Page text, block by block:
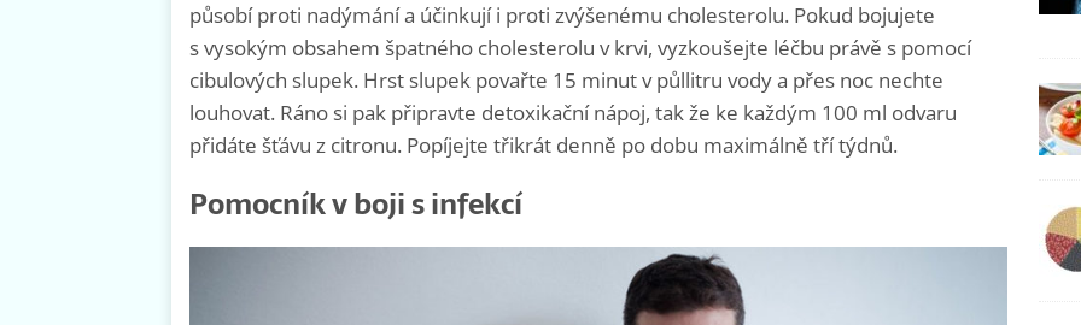
působí proti nadýmání a účinkují i proti zvýšenému cholesterolu. Pokud bojujete
s vysokým obsahem špatného cholesterolu v krvi, vyzkoušejte léčbu právě s pomocí
cibulových slupek. Hrst slupek povařte 15 minut v půllitru vody a přes noc nechte
louhovat. Ráno si pak připravte detoxikační nápoj, tak že ke každým 100 ml odvaru
přidáte šťávu z citronu. Popíjejte třikrát denně po dobu maximálně tří týdnů.
Pomocník v boji s infekcí